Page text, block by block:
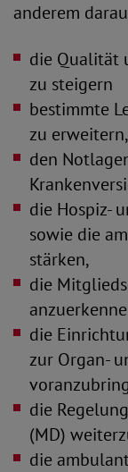
anderem
die Qualität
zu steigern
bestimmte
zu erweitern,
den
die Hospiz-
sowie die
stärken,
die
die
zur Organ-
die
(MD)
die